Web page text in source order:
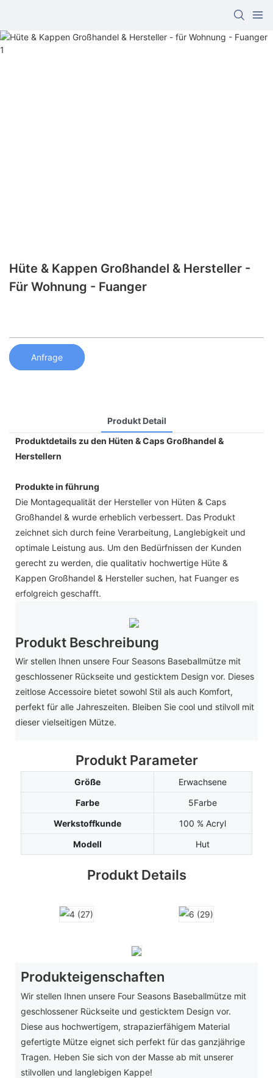
Hüte & Kappen Großhandel & Hersteller -
Für Wohnung - Fuanger
Anfrage
Produkt Detail
Produktdetails zu den Hüten & Caps Großhandel &
Herstellern
Produkte in führung
Die Montagequalität der Hersteller von Hüten & Caps
Großhandel & wurde erheblich verbessert. Das Produkt
zeichnet sich durch feine Verarbeitung, Langlebigkeit und
optimale Leistung aus. Um den Bedürfnissen der Kunden
gerecht zu werden, die qualitativ hochwertige Hüte &
Kappen Großhandel & Hersteller suchen, hat Fuanger es
erfolgreich geschafft.
Produkt Beschreibung
Wir stellen Ihnen unsere Four Seasons Baseballmütze mit
geschlossener Rückseite und gesticktem Design vor. Dieses
zeitlose Accessoire bietet sowohl Stil als auch Komfort,
perfekt für alle Jahreszeiten. Bleiben Sie cool und stilvoll mit
dieser vielseitigen Mütze.
Produkt Parameter
Größe
Erwachsene
Farbe
5Farbe
Werkstoffkunde
100 % Acryl
Modell
Hut
Produkt Details
Produkteigenschaften
Wir stellen Ihnen unsere Four Seasons Baseballmütze mit
geschlossener Rückseite und gesticktem Design vor.
Diese aus hochwertigem, strapazierfähigem Material
gefertigte Mütze eignet sich perfekt für das ganzjährige
Tragen. Heben Sie sich von der Masse ab mit unserer
stilvollen und langlebigen Kappe!